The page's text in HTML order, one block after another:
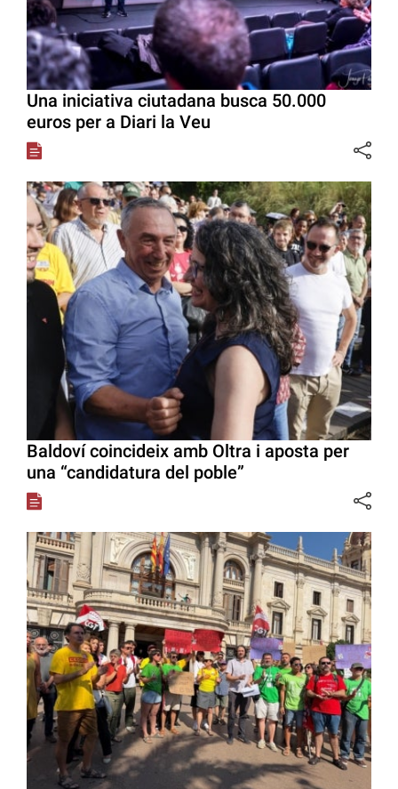
Una iniciativa ciutadana busca 50.000
euros per a Diari la Veu
Baldoví coincideix amb Oltra i aposta per
una “candidatura del poble”